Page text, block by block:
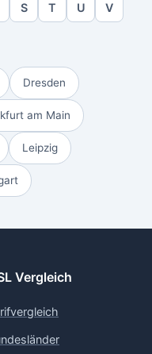
S T U V
Dresden
am Main
Leipzig
Vergleich